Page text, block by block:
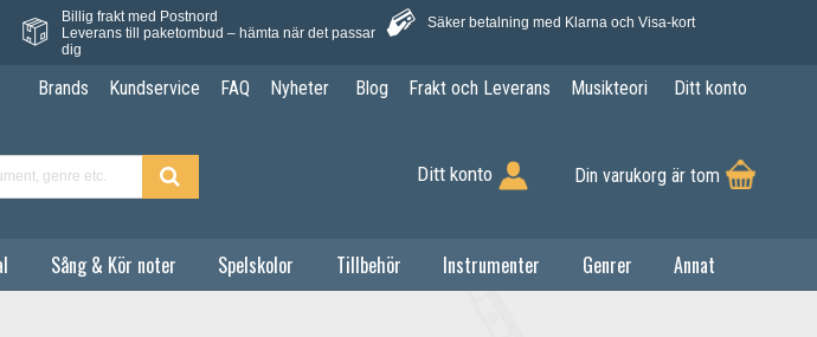
Billig frakt med Postnord
Leverans till paketombud – hämta när det passar
dig
Säker betalning med Klarna och Visa-kort
Brands Kundservice FAQ Nyheter Blog Frakt och Leverans Musikteori Ditt konto
Ditt konto Din varukorg är tom
Sång & Kör noter Spelskolor Tillbehör Instrumenter Genrer Annat